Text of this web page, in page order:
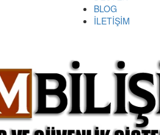
BLOG
İLETİŞİM